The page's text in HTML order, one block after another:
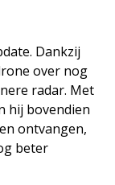
Dankzij
over nog
radar. Met
hij bovendien
ontvangen,
beter